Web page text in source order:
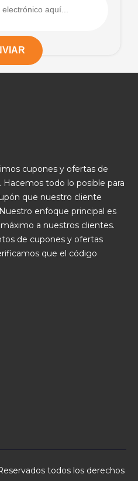
cupones y ofertas de
Hacemos todo lo posible para
que nuestro cliente
enfoque principal es
a nuestros clientes.
de cupones y ofertas
que el código
todos los derechos